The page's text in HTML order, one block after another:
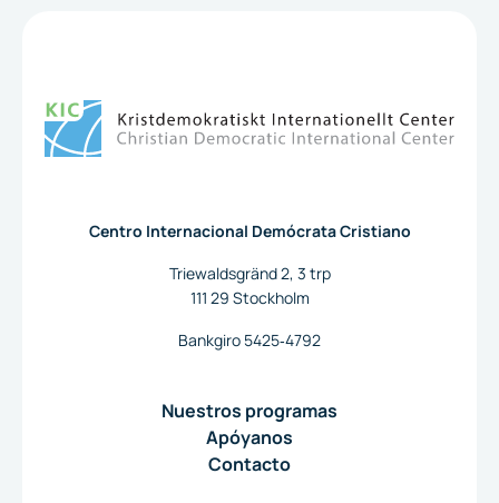
Centro Internacional Demócrata Cristiano
Triewaldsgränd 2, 3 trp
111 29 Stockholm
Bankgiro 5425‐4792
Nuestros programas
Apóyanos
Contacto